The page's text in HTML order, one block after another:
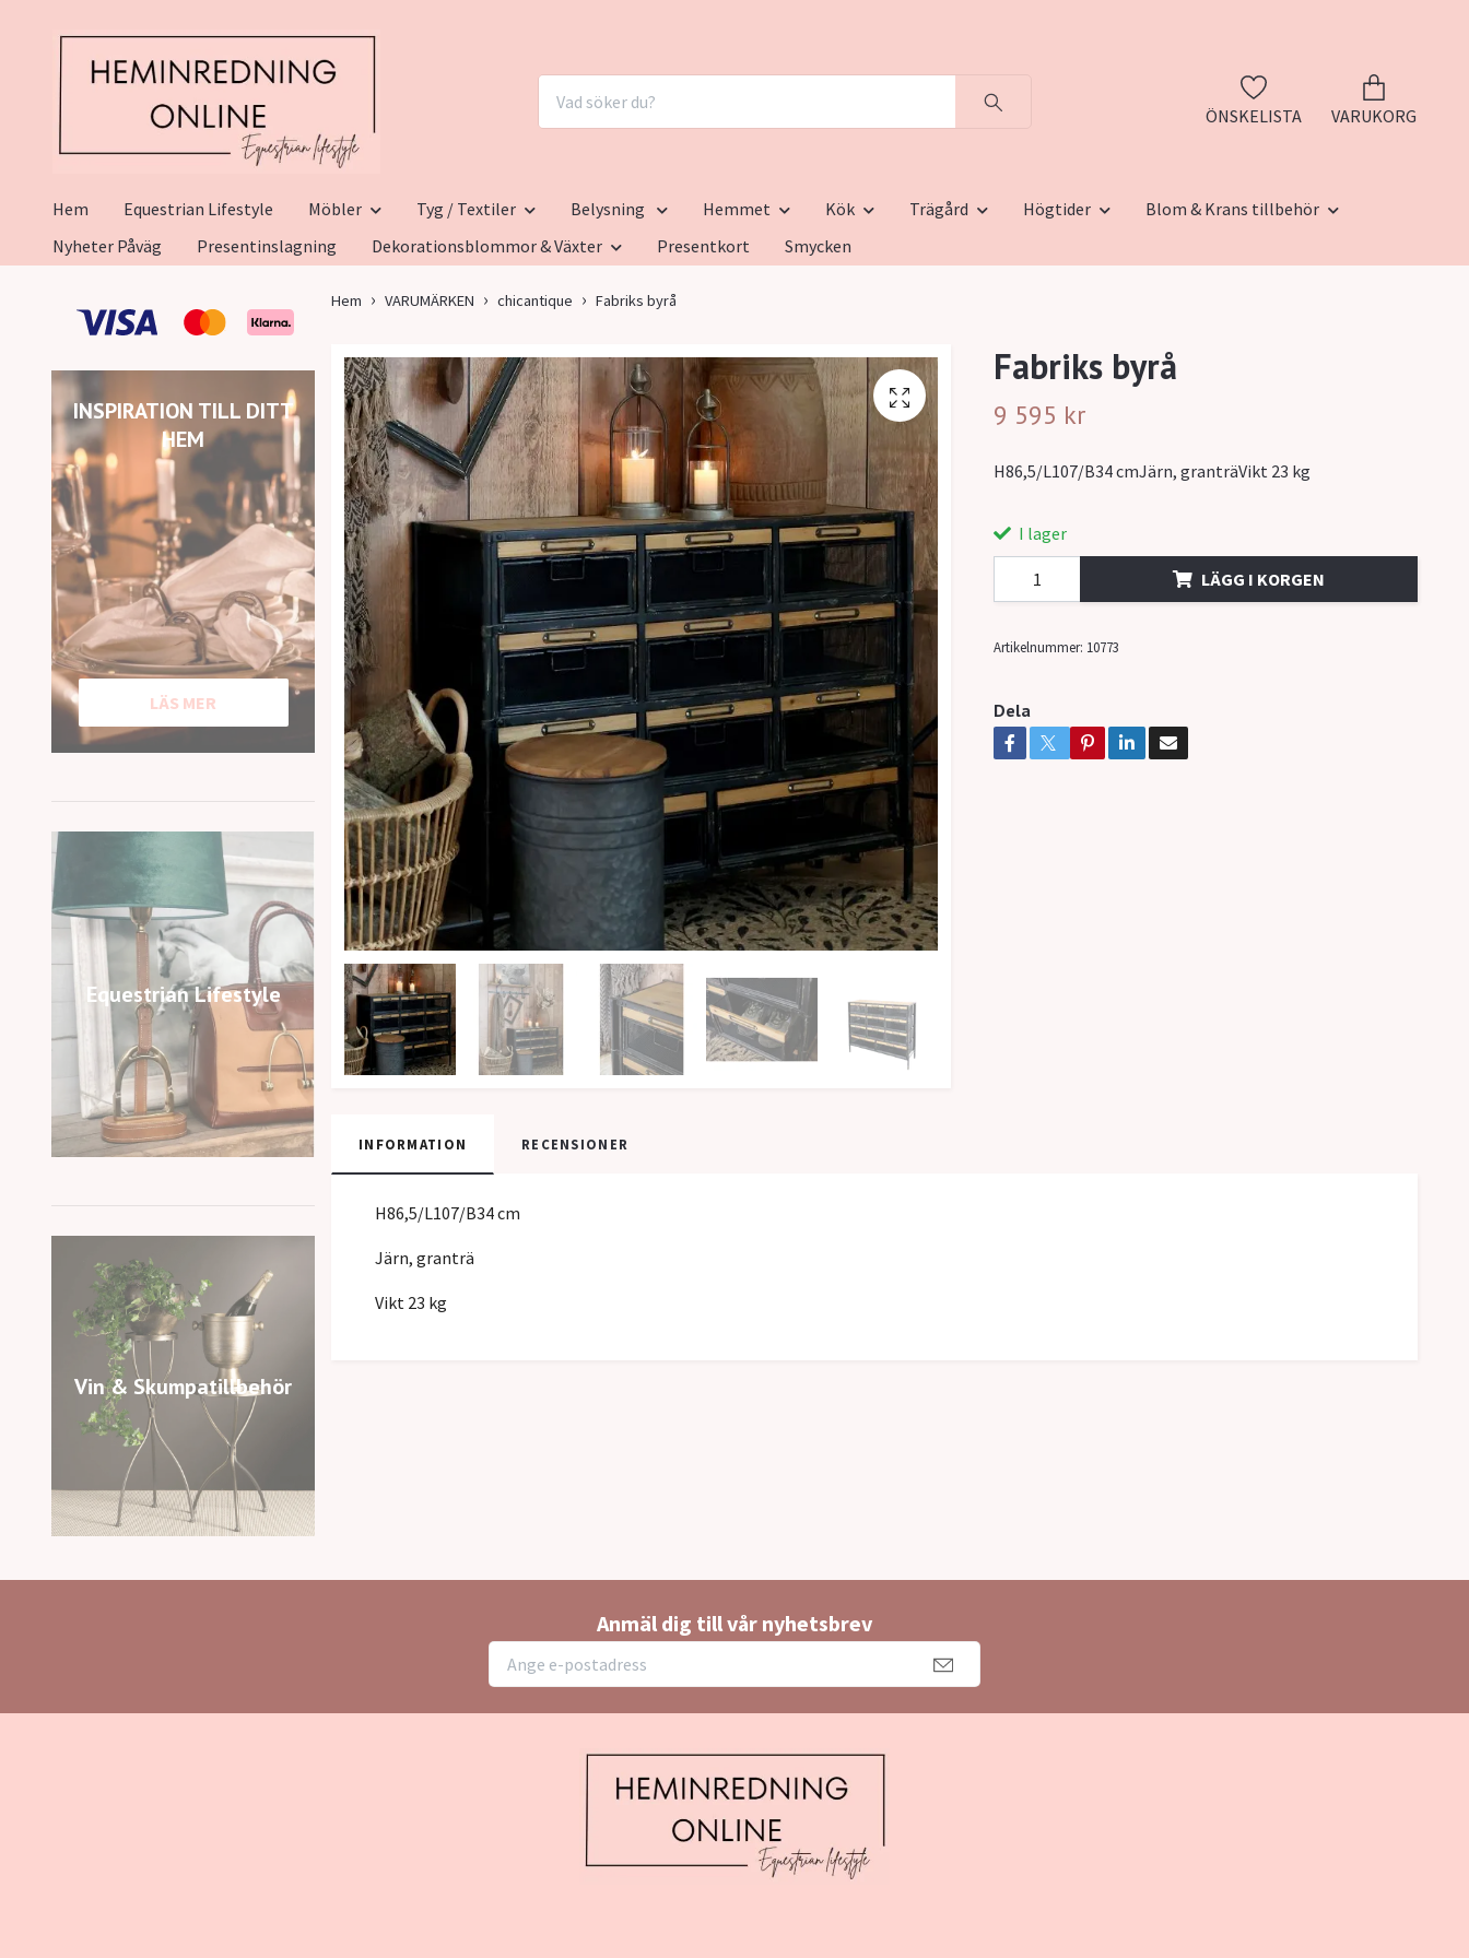
ÖNSKELISTA VARUKORG
Hem Equestrian Lifestyle Möbler Tyg / Textiler Belysning Hemmet Kök Trägård Högtider
Blom & Krans tillbehör
Nyheter Påväg
Presentinslagning Dekorationsblommor & Växter Presentkort Smycken
INSPIRATION TILL DITT
HEM
LÄS MER
Equestrian Lifestyle
Vin & Skumpatillbehör
Hem VARUMÄRKEN chicantique Fabriks byrå
Fabriks byrå
9 595 kr
H86,5/L107/B34 cmJärn, granträVikt 23 kg
I lager
LÄGG I KORGEN
Artikelnummer: 10773
Dela
INFORMATION RECENSIONER
H86,5/L107/B34 cm
Järn, granträ
Vikt 23 kg
Anmäl dig till vår nyhetsbrev